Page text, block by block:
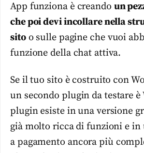
App funziona è creando un
che poi devi incollare nella
sitoo sulle pagine che vuoi
funzione della chat attiva.
Se il tuo sito è costruito con
un secondo plugin da testare è
plugin esiste in una versione
già molto ricca di funzioni e in
a pagamento ancora più